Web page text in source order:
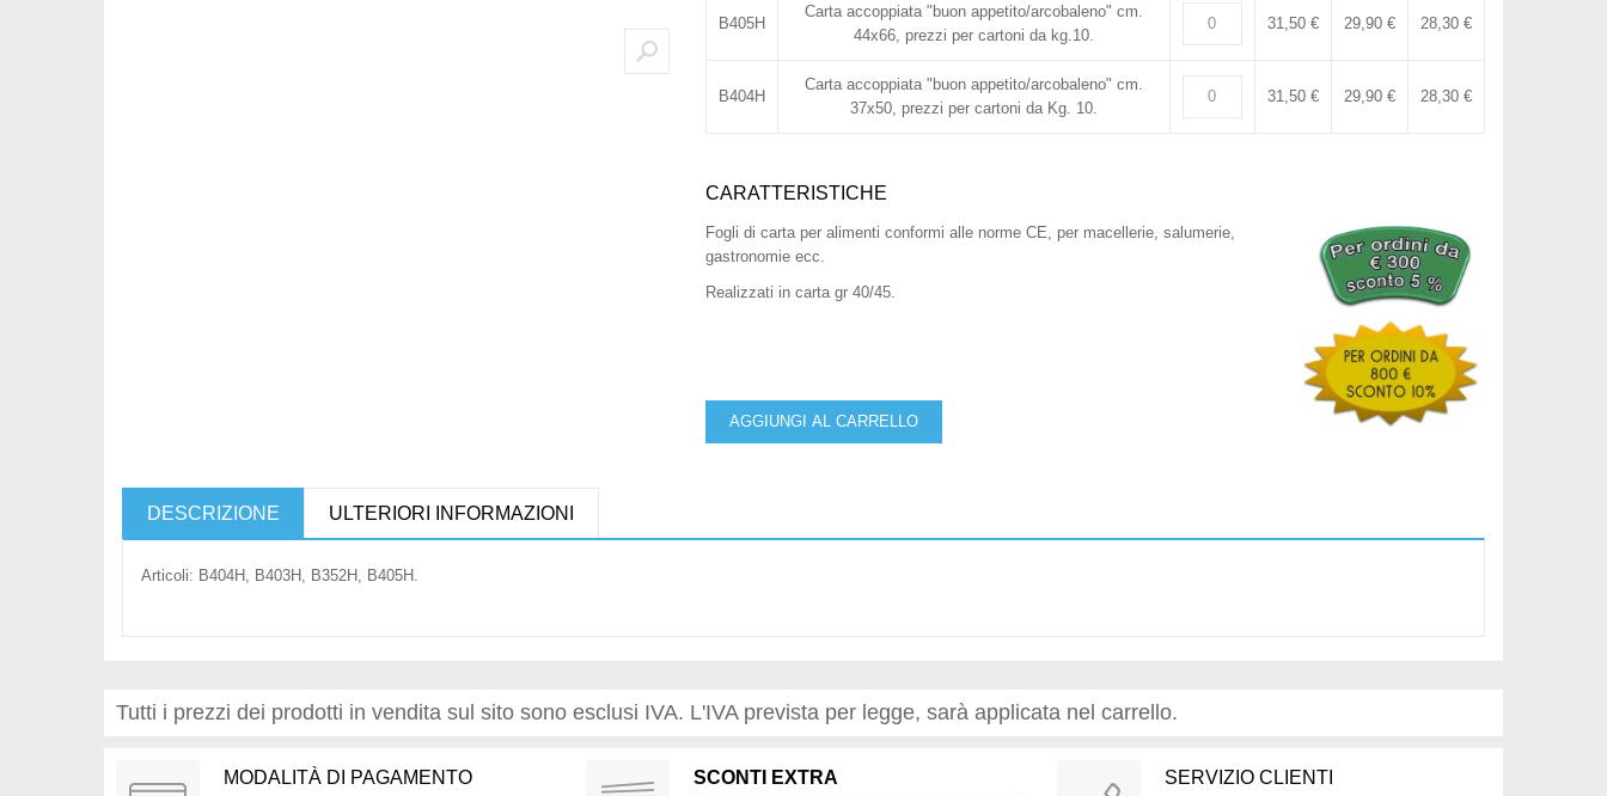
B405H
Carta accoppiata "buon appetito/arcobaleno" cm.
44x66, prezzi per cartoni da kg.10.
31,50 € 29,90 € 28,30 €
B404H
Carta accoppiata "buon appetito/arcobaleno" cm.
37x50, prezzi per cartoni da Kg. 10.
31,50 € 29,90 € 28,30 €
CARATTERISTICHE
Fogli di carta per alimenti conformi alle norme CE, per macellerie, salumerie,
gastronomie ecc.
Realizzati in carta gr 40/45.
AGGIUNGI AL CARRELLO
DESCRIZIONE ULTERIORI INFORMAZIONI
Articoli: B404H, B403H, B352H, B405H.
Tutti i prezzi dei prodotti in vendita sul sito sono esclusi IVA. L'IVA prevista per legge, sarà applicata nel carrello.
MODALITÀ DI PAGAMENTO SCONTI EXTRA SERVIZIO CLIENTI